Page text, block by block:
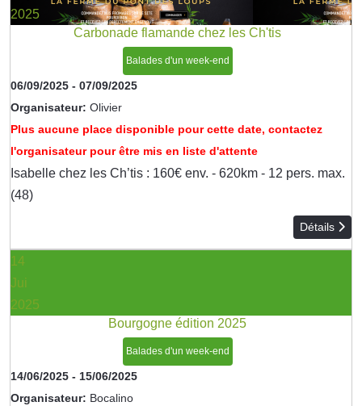
2025
Carbonade flamande chez les Ch'tis
Balades d'un week-end
06/09/2025 - 07/09/2025
Organisateur: Olivier
Plus aucune place disponible pour cette date, contactez
l'organisateur pour être mis en liste d'attente
Isabelle chez les Ch’tis : 160€ env. - 620km - 12 pers. max.
(48)
Détails
14
Jui
2025
Bourgogne édition 2025
Balades d'un week-end
14/06/2025 - 15/06/2025
Organisateur: Bocalino